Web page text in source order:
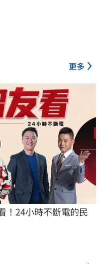
更多
！24小時不斷電的民